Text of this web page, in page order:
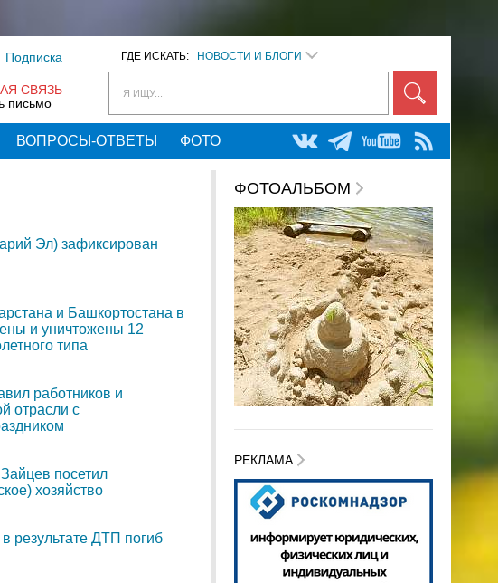
ГДЕ ИСКАТЬ: НОВОСТИ И БЛОГИ
Я ИЩУ...
Подписка
СВЯЗЬ
письмо
ВОПРОСЫ-ОТВЕТЫ ФОТО
Эл) зафиксирован
и Башкортостана в
и уничтожены 12
типа
работников и
отрасли с
посетил
хозяйство
результате ДТП погиб
ФОТОАЛЬБОМ
РЕКЛАМА